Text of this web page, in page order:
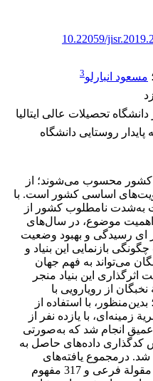
10.22059/
؛ مسعود انبارلو3
تحصیلات عالی ایتالیا
روستایی دانشگاه
کشور محسوب می‌شوند؛ از
اساسی کشور است. با
به‌شدت نامطلوب کشور از
اهمیت موضوع، در سال‌های
ای رسیدگی و بهبود وضعیت
بازنمایی این بنیاد و
می‌تواند به فهم جهان
این بنیاد منجر
از رویارویی با
با استفاده از
با یازده نفر از
انجام شد که به‌صورتی
کدگذاری داده‌های حاصل به
درمجموع یافته‌های
پژوهش شامل 15 مقولة اصلی، 36 مقولة فرعی و 317 مفهوم